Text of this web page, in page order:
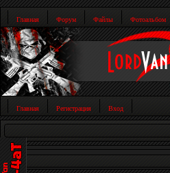
Главная Форум Файлы Фотоальбом
Главная Регистрация Вход